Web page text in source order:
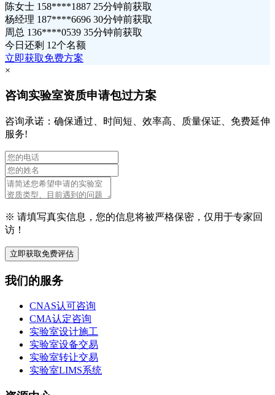
陈女士 158****1887 25分钟前获取
杨经理 187****6696 30分钟前获取
周总 136****0539 35分钟前获取
今日还剩 12个名额
立即获取免费方案
×
咨询实验室资质申请包过方案
咨询承诺：确保通过、时间短、效率高、质量保证、免费延伸
服务!
※ 请填写真实信息，您的信息将被严格保密，仅用于专家回
访！
立即获取免费评估
我们的服务
CNAS认可咨询
CMA认定咨询
实验室设计施工
实验室设备交易
实验室转让交易
实验室LIMS系统